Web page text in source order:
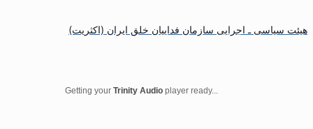
هیئت سیاسی ـ اجرایی سازمان فداییان خلق ایران (اکثریت)
Getting yourTrinity Audio player ready...